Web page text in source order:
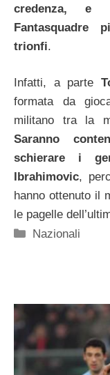
credenza, e
Fantasquadre
trionfi.
Infatti, a parte
formata da
militano tra la
Saranno
schierare i
Ibrahimovic,
hanno ottenuto il
le pagelle
Categorie
Nazionali